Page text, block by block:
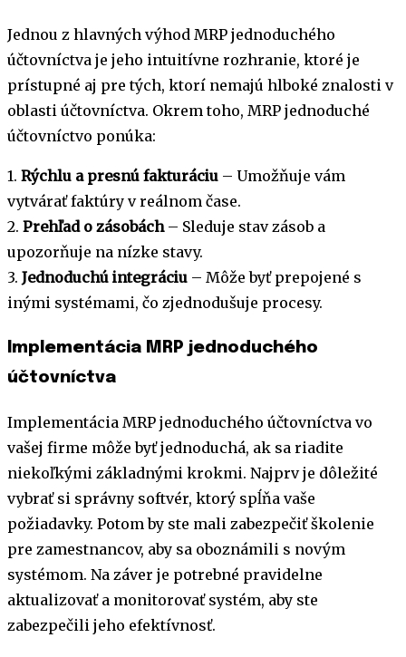
Jednou z hlavných výhod MRP jednoduchého
účtovníctva je jeho intuitívne rozhranie, ktoré je
prístupné aj pre tých, ktorí nemajú hlboké znalosti v
oblasti účtovníctva. Okrem toho, MRP jednoduché
účtovníctvo ponúka:
1. Rýchlu a presnú fakturáciu – Umožňuje vám
vytvárať faktúry v reálnom čase.
2. Prehľad o zásobách– Sleduje stav zásob a
upozorňuje na nízke stavy.
3. Jednoduchú integráciu – Môže byť prepojené s
inými systémami, čo zjednodušuje procesy.
Implementácia MRP jednoduchého
účtovníctva
Implementácia MRP jednoduchého účtovníctva vo
vašej firme môže byť jednoduchá, ak sa riadite
niekoľkými základnými krokmi. Najprv je dôležité
vybrať si správny softvér, ktorý spĺňa vaše
požiadavky. Potom by ste mali zabezpečiť školenie
pre zamestnancov, aby sa oboznámili s novým
systémom. Na záver je potrebné pravidelne
aktualizovať a monitorovať systém, aby ste
zabezpečili jeho efektívnosť.